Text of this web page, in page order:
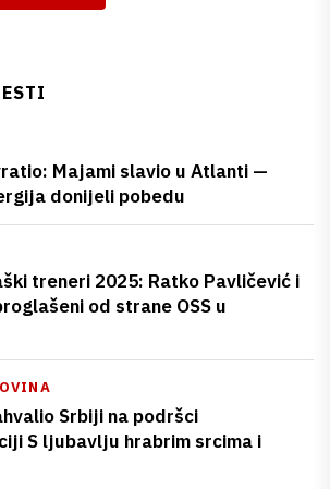
Majami slavio u Atlanti —
donijeli pobedu
treneri 2025: Ratko Pavličević i
od strane OSS u
Srbiji na podršci
S ljubavlju hrabrim srcima i